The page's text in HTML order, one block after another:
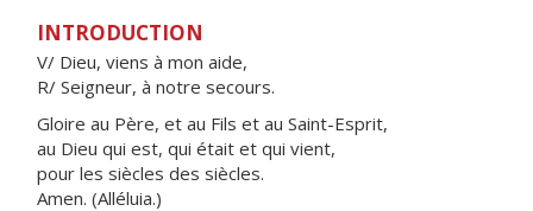
INTRODUCTION
V/ Dieu, viens à mon aide,
R/ Seigneur, à notre secours.
Gloire au Père, et au Fils et au Saint-Esprit,
au Dieu qui est, qui était et qui vient,
pour les siècles des siècles.
Amen. (Alléluia.)